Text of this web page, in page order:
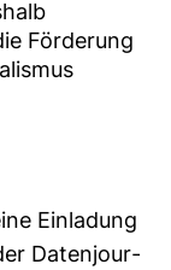
Förderung
Ein­la­dung
Daten­jour­